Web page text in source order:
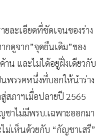
ละเอียดที่ชัดเจนของร่าง
ดูจาก”จุดยืนเดิม”ของ
น และไม่ได้อยู่ฝั่งเดียวกับ
พรรคหนึ่งที่บอกให้นำร่าง
สภาฯเมื่อปลายปี 2565
าไม่มีพรบ.เฉพาะออกมา
ม่เห็นด้วยกับ “กัญชาเสรี”